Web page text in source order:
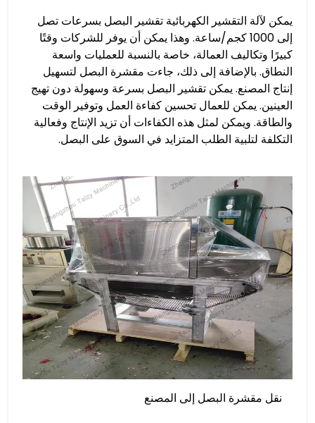
يمكن لآلة التقشير الكهربائية تقشير البصل بسرعات تصل
إلى 1000 كجم/ساعة. وهذا يمكن أن يوفر للشركات وقتًا
كبيرًا وتكاليف العمالة، خاصة بالنسبة للعمليات واسعة
النطاق. بالإضافة إلى ذلك، جاءت مقشرة البصل لتسهيل
إنتاج المصنع. يمكن تقشير البصل بسرعة وسهولة دون تهيج
العينين. يمكن للعمال تحسين كفاءة العمل وتوفير الوقت
والطاقة. ويمكن لمثل هذه الكفاءات أن تزيد الإنتاج وفعالية
التكلفة لتلبية الطلب المتزايد في السوق على البصل.
نقل مقشرة البصل إلى المصنع